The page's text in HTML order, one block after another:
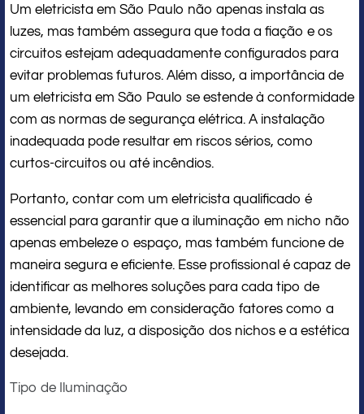
Um eletricista em São Paulo não apenas instala as
luzes, mas também assegura que toda a fiação e os
circuitos estejam adequadamente configurados para
evitar problemas futuros. Além disso, a importância de
um eletricista em São Paulo se estende à conformidade
com as normas de segurança elétrica. A instalação
inadequada pode resultar em riscos sérios, como
curtos-circuitos ou até incêndios.
Portanto, contar com um eletricista qualificado é
essencial para garantir que a iluminação em nicho não
apenas embeleze o espaço, mas também funcione de
maneira segura e eficiente. Esse profissional é capaz de
identificar as melhores soluções para cada tipo de
ambiente, levando em consideração fatores como a
intensidade da luz, a disposição dos nichos e a estética
desejada.
Tipo de Iluminação